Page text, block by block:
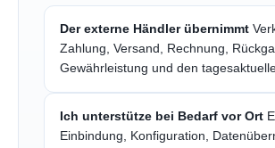
Der externe Händler übernimmt
Zahlung, Versand, Rechnung,
Gewährleistung und den
Ich unterstütze bei Bedarf vor Ort
Einbindung, Konfiguration,